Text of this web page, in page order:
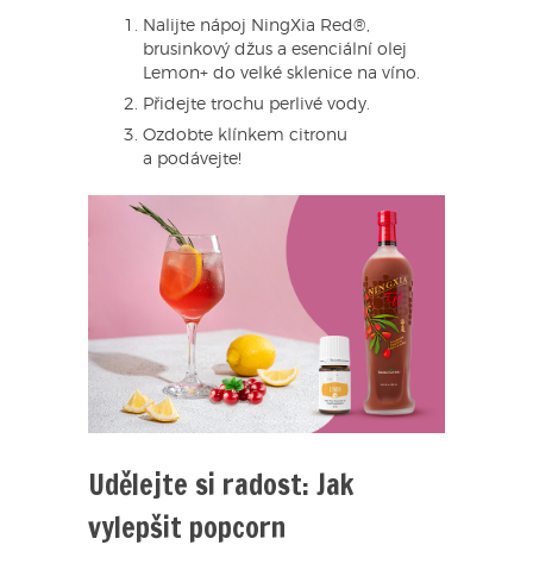
Nalijte nápoj NingXia Red®,
brusinkový džus a esenciální olej
Lemon+ do velké sklenice na víno.
Přidejte trochu perlivé vody.
Ozdobte klínkem citronu
a podávejte!
Udělejte si radost: Jak
vylepšit popcorn